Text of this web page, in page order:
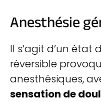
Anesthésie
Il s’agit d’un état
réversible
anesthésiques,
sensation de